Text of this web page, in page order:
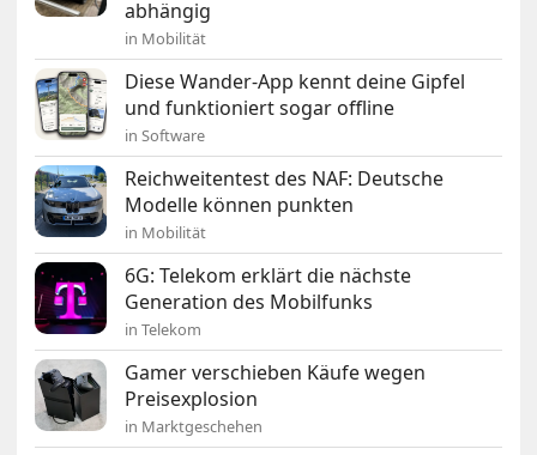
abhängig
in Mobilität
Diese Wander-App kennt deine Gipfel
und funktioniert sogar offline
in Software
Reichweitentest des NAF: Deutsche
Modelle können punkten
in Mobilität
6G: Telekom erklärt die nächste
Generation des Mobilfunks
in Telekom
Gamer verschieben Käufe wegen
Preisexplosion
in Marktgeschehen